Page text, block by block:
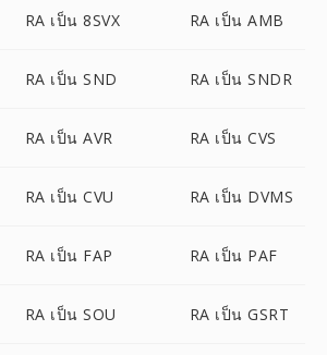
RA เป็น 8SVX RA เป็น AMB
RA เป็น SND RA เป็น SNDR
RA เป็น AVR RA เป็น CVS
RA เป็น CVU RA เป็น DVMS
RA เป็น FAP RA เป็น PAF
RA เป็น SOU RA เป็น GSRT